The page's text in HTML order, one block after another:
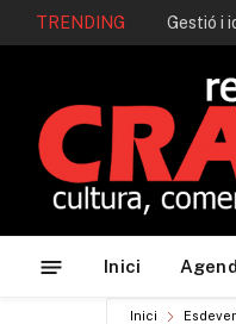
TRENDING Gestió i
Inici
Inici